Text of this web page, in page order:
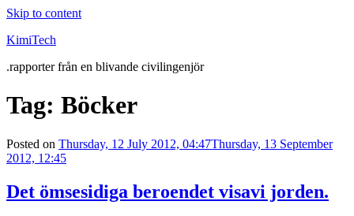
Skip to content
KimiTech
.rapporter från en blivande civilingenjör
Tag: Böcker
Posted on Thursday, 12 July 2012, 04:47Thursday, 13 September
2012, 12:45
Det ömsesidiga beroendet visavi jorden.